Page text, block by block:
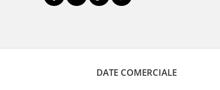
DATE COMERCIALE